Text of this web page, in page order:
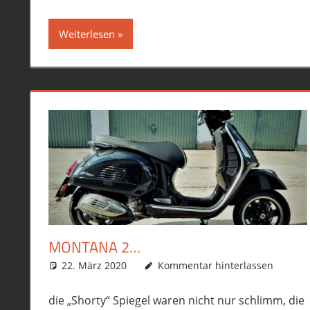
Weiterlesen
MONTANA 2…
22. März 2020 phil
Allgemein,Ausrüstung/Equipment
Kommentar hinterlassen
die „Shorty“ Spiegel waren nicht nur schlimm, die